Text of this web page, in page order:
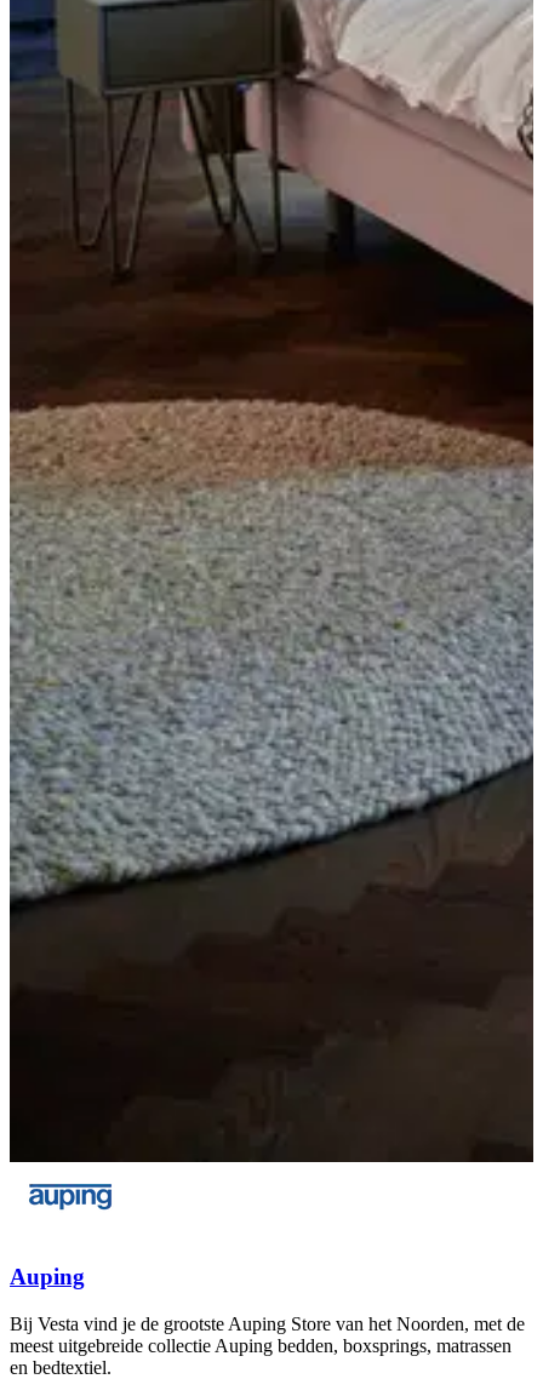
Auping
Bij Vesta vind je de grootste Auping Store van het Noorden, met de
meest uitgebreide collectie Auping bedden, boxsprings, matrassen
en bedtextiel.